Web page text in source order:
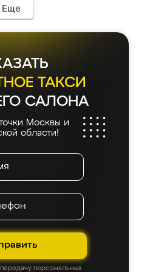
на свое место без
Качеством осталась
так, как и ожидала.
Еще
ТАКСИ
САЛОНА
Москвы и
области!
персональных